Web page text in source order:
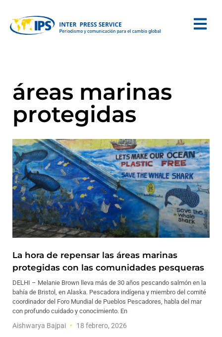
áreas marinas
protegidas
La hora de repensar las áreas marinas
protegidas con las comunidades pesqueras
DELHI – Melanie Brown lleva más de 30 años pescando salmón en la
bahía de Bristol, en Alaska. Pescadora indígena y miembro del comité
coordinador del Foro Mundial de Pueblos Pescadores, habla del mar
con profundo cuidado y conocimiento. En
Aishwarya Bajpai 18 febrero, 2026